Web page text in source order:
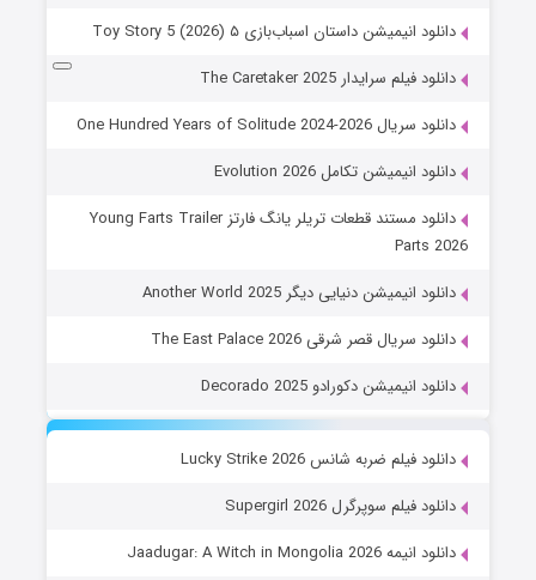
دانلود انیمیشن داستان اسباب‌بازی ۵ Toy Story 5 (2026)
دانلود فیلم سرایدار The Caretaker 2025
دانلود سریال One Hundred Years of Solitude 2024-2026
دانلود انیمیشن تکامل Evolution 2026
دانلود مستند قطعات تریلر یانگ فارتز Young Farts Trailer
Parts 2026
دانلود انیمیشن دنیایی دیگر Another World 2025
دانلود سریال قصر شرقی The East Palace 2026
دانلود انیمیشن دکورادو Decorado 2025
دانلود فیلم ضربه شانس Lucky Strike 2026
دانلود فیلم سوپرگرل Supergirl 2026
دانلود انیمه Jaadugar: A Witch in Mongolia 2026